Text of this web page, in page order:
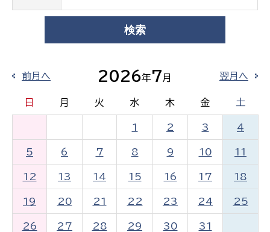
前月へ 2026年7月 翌月へ
日 月 火 水 木 金 土
1 2 3 4
5 6 7 8 9 10 11
12 13 14 15 16 17 18
19 20 21 22 23 24 25
26 27 28 29 30 31